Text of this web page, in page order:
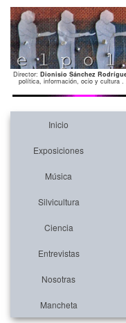
Director: Dionisio Sánchez
política, información, ocio y cultura .
Inicio
Exposiciones
Música
Silvicultura
Ciencia
Entrevistas
Nosotras
Mancheta